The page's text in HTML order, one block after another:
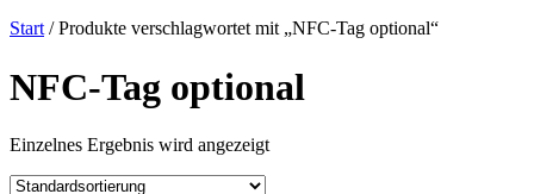
Start / Produkte verschlagwortet mit „NFC-Tag optional“
NFC-Tag optional
Einzelnes Ergebnis wird angezeigt